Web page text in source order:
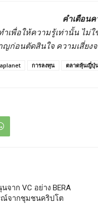
คำเตือนค
เพื่อให้ความรู้เท่านั้น ไ
ญก่อนตัดสินใจ ความเสี่ย
การลงทุน ตลาดหุ้นญี่ปุ่
าก VC อย่าง BERA
ณ์จากชุมชนคริปโต